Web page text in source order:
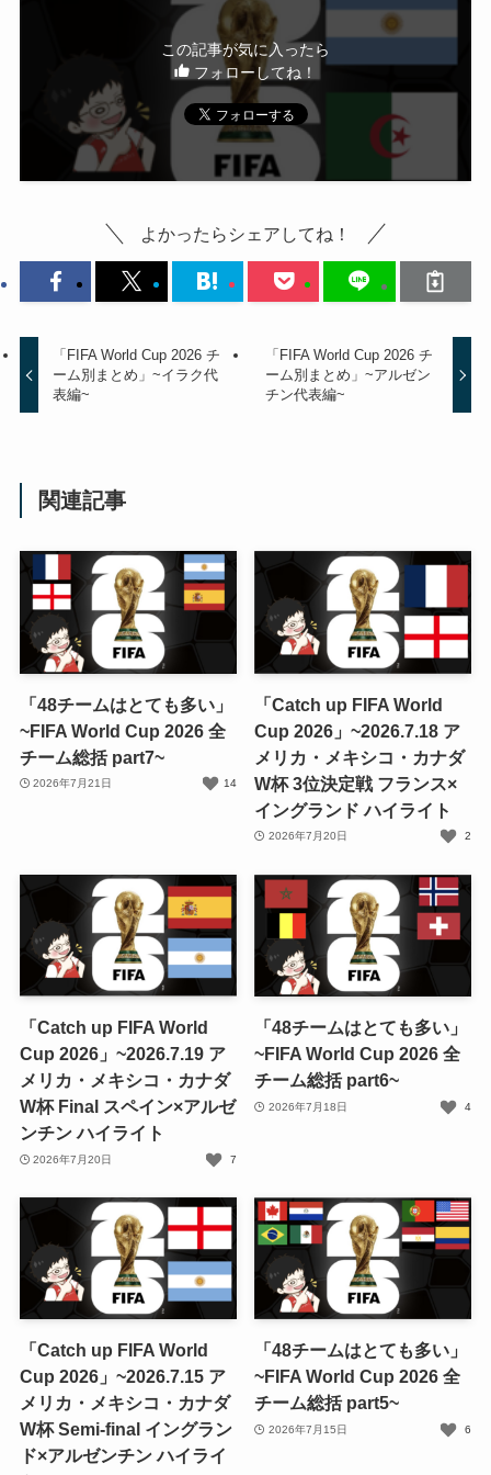
この記事が気に入ったら
フォローしてね！
よかったらシェアしてね！
「FIFA World Cup 2026 チ
ーム別まとめ」~イラク代
表編~
「FIFA World Cup 2026 チ
ーム別まとめ」~アルゼン
チン代表編~
関連記事
「48チームはとても多い」
~FIFA World Cup 2026 全
チーム総括 part7~
2026年7月21日 14
「Catch up FIFA World
Cup 2026」~2026.7.18 ア
メリカ・メキシコ・カナダ
W杯 3位決定戦 フランス×
イングランド ハイライト
2026年7月20日 2
「Catch up FIFA World
Cup 2026」~2026.7.19 ア
メリカ・メキシコ・カナダ
W杯 Final スペイン×アルゼ
ンチン ハイライト
2026年7月20日 7
「48チームはとても多い」
~FIFA World Cup 2026 全
チーム総括 part6~
2026年7月18日 4
「Catch up FIFA World
Cup 2026」~2026.7.15 ア
メリカ・メキシコ・カナダ
W杯 Semi-final イングラン
ド×アルゼンチン ハイライ
「48チームはとても多い」
~FIFA World Cup 2026 全
チーム総括 part5~
2026年7月15日 6